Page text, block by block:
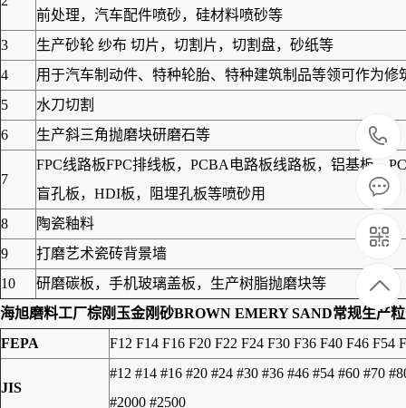
前处理，汽车配件喷砂，硅材料喷砂等
3
生产砂轮 纱布 切片，切割片，切割盘，砂纸等
4
用于汽车制动件、特种轮胎、特种建筑制品等领可作为
5
水刀切割
6
生产斜三角抛磨块研磨石等
7
FPC线路板FPC排线板，PCBA电路板线路板，铝基板，
盲孔板，HDI板，阻埋孔板等喷砂用
8
陶瓷釉料
9
打磨艺术瓷砖背景墙
10
研磨碳板，手机玻璃盖板，生产树脂抛磨块等
海旭磨料工厂棕刚玉金刚砂BROWN EMERY SAND常规生产
FEPA
F12 F14 F16 F20 F22 F24 F30 F36 F40 F46 F54
JIS
#12 #14 #16 #20 #24 #30 #36 #46 #54 #60 #70
#2000 #2500